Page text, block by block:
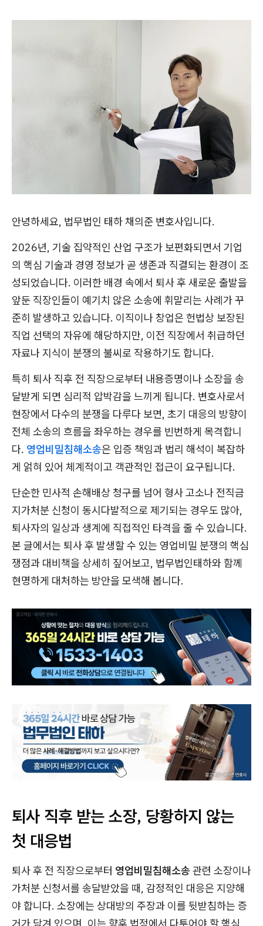
안녕하세요, 법무법인 태하 채의준 변호사입니다.
2026년, 기술 집약적인 산업 구조가 보편화되면서 기업
의 핵심 기술과 경영 정보가 곧 생존과 직결되는 환경이 조
성되었습니다. 이러한 배경 속에서 퇴사 후 새로운 출발을
앞둔 직장인들이 예기치 않은 소송에 휘말리는 사례가 꾸
준히 발생하고 있습니다. 이직이나 창업은 헌법상 보장된
직업 선택의 자유에 해당하지만, 이전 직장에서 취급하던
자료나 지식이 분쟁의 불씨로 작용하기도 합니다.
특히 퇴사 직후 전 직장으로부터 내용증명이나 소장을 송
달받게 되면 심리적 압박감을 느끼게 됩니다. 변호사로서
현장에서 다수의 분쟁을 다루다 보면, 초기 대응의 방향이
전체 소송의 흐름을 좌우하는 경우를 빈번하게 목격합니
다. 영업비밀침해소송은 입증 책임과 법리 해석이 복잡하
게 얽혀 있어 체계적이고 객관적인 접근이 요구됩니다.
단순한 민사적 손해배상 청구를 넘어 형사 고소나 전직금
지가처분 신청이 동시다발적으로 제기되는 경우도 많아,
퇴사자의 일상과 생계에 직접적인 타격을 줄 수 있습니다.
본 글에서는 퇴사 후 발생할 수 있는 영업비밀 분쟁의 핵심
쟁점과 대비책을 상세히 짚어보고, 법무법인태하와 함께
현명하게 대처하는 방안을 모색해 봅니다.
퇴사 직후 받는 소장, 당황하지 않는
첫 대응법
퇴사 후 전 직장으로부터 영업비밀침해소송관련 소장이나
가처분 신청서를 송달받았을 때, 감정적인 대응은 지양해
야 합니다. 소장에는 상대방의 주장과 이를 뒷받침하는 증
거가 담겨 있으며, 이는 향후 법정에서 다투어야 할 핵심